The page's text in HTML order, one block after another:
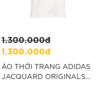
1.300.000đ
1.300.000đ
ÁO THỜI TRANG ADIDAS
JACQUARD ORIGINALS